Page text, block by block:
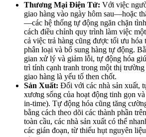
Thương Mại Điện Tử: Với việc
giao hàng vào ngày hôm sau—hoặc
—các hệ thống tự động ngăn chặn
cách điều chỉnh quy trình làm việc
cả việc trả hàng cũng được tối ưu hóa
phân loại và bổ sung hàng tự động.
gian xử lý và giảm lỗi, tự động hóa
trì tính cạnh tranh trong một thị
giao hàng là yếu tố then chốt.
Sản Xuất: Đối với các nhà sản xuất,
xương sống của hoạt động tinh gọn
in-time). Tự động hóa cũng tăng
bằng cách theo dõi các thành phần
toàn cầu, các nhà sản xuất có thể
các gián đoạn, từ thiếu hụt nguyên